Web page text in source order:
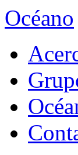
Océano